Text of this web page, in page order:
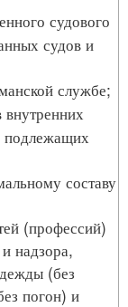
судового
судов и
службе;
внутренних
подлежащих
составу
(профессий)
надзора,
(без
погон) и